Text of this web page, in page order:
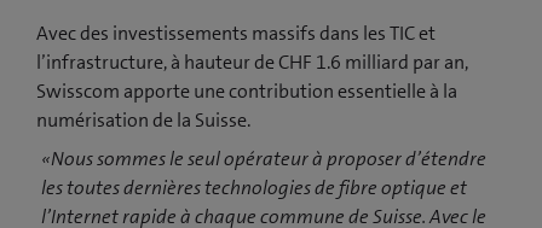
Avec des investissements massifs dans les TIC et
l’infrastructure, à hauteur de CHF 1.6 milliard par an,
Swisscom apporte une contribution essentielle à la
numérisation de la Suisse.
«Nous sommes le seul opérateur à proposer d’étendre
les toutes dernières technologies de fibre optique et
l’Internet rapide à chaque commune de Suisse. Avec le